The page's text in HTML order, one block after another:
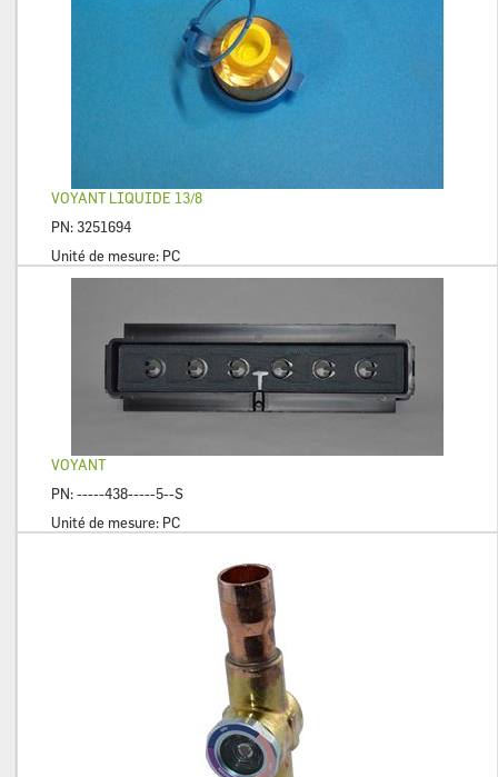
VOYANT LIQUIDE 13/8
PN: 3251694
Unité de mesure: PC
VOYANT
PN:-----438-----5--S
Unité de mesure: PC